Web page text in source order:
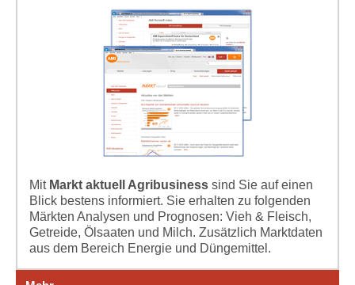
Mit Markt aktuell Agribusiness sind Sie auf einen
Blick bestens informiert. Sie erhalten zu folgenden
Märkten Analysen und Prognosen: Vieh & Fleisch,
Getreide, Ölsaaten und Milch. Zusätzlich Marktdaten
aus dem Bereich Energie und Düngemittel.